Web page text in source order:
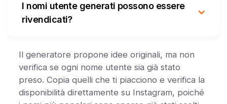
I nomi utente generati possono essere
rivendicati?
Il generatore propone idee originali, ma non
verifica se ogni nome utente sia già stato
preso. Copia quelli che ti piacciono e verifica la
disponibilità direttamente su Instagram, poiché